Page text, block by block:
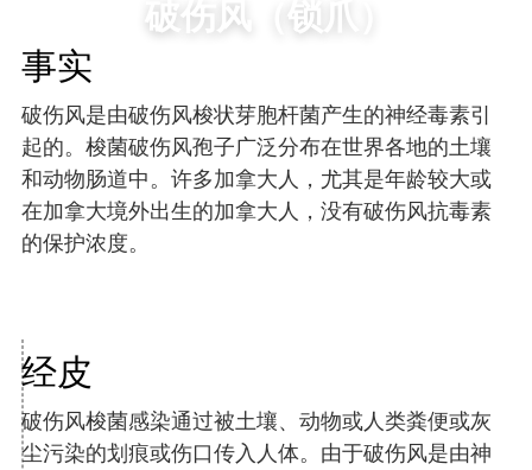
破伤风（锁爪）
事实
破伤风是由破伤风梭状芽胞杆菌产生的神经毒素引
起的。梭菌破伤风孢子广泛分布在世界各地的土壤
和动物肠道中。许多加拿大人，尤其是年龄较大或
在加拿大境外出生的加拿大人，没有破伤风抗毒素
的保护浓度。
经皮
破伤风梭菌感染通过被土壤、动物或人类粪便或灰
尘污染的划痕或伤口传入人体。由于破伤风是由神